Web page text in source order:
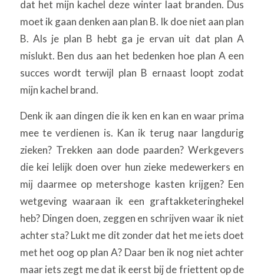
dat het mijn kachel deze winter laat branden. Dus
moet ik gaan denken aan plan B. Ik doe niet aan plan
B. Als je plan B hebt ga je ervan uit dat plan A
mislukt. Ben dus aan het bedenken hoe plan A een
succes wordt terwijl plan B ernaast loopt zodat
mijn kachel brand.
Denk ik aan dingen die ik ken en kan en waar prima
mee te verdienen is. Kan ik terug naar langdurig
zieken? Trekken aan dode paarden? Werkgevers
die kei lelijk doen over hun zieke medewerkers en
mij daarmee op metershoge kasten krijgen? Een
wetgeving waaraan ik een graftakketeringhekel
heb? Dingen doen, zeggen en schrijven waar ik niet
achter sta? Lukt me dit zonder dat het me iets doet
met het oog op plan A? Daar ben ik nog niet achter
maar iets zegt me dat ik eerst bij de friettent op de